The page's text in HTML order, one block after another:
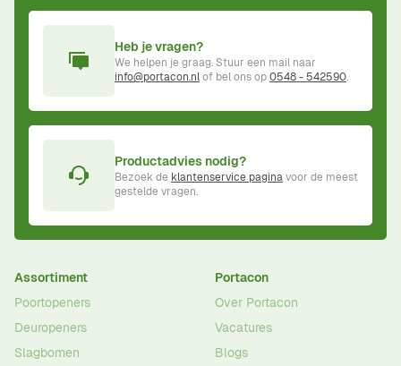
Heb je vragen?
We helpen je graag. Stuur een mail naar
info@portacon.nlof bel ons op0548 - 542590.
Productadvies nodig?
Bezoek de klantenservice paginavoor de meest
gestelde vragen.
Assortiment
Poortopeners
Deuropeners
Slagbomen
Portacon
Over Portacon
Vacatures
Blogs